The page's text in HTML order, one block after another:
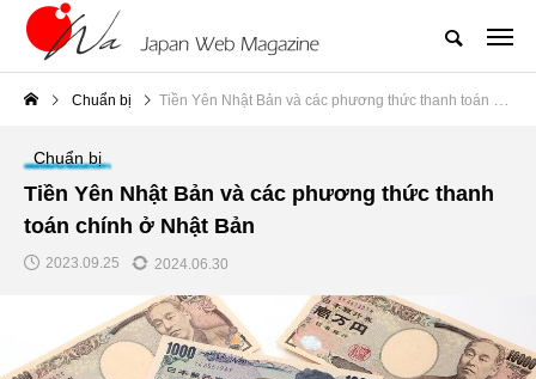
Chuẩn bị Tiền Yên Nhật Bản và các phương thức thanh toán chính ở Nhật Bản
Chuẩn bị
Tiền Yên Nhật Bản và các phương thức thanh
toán chính ở Nhật Bản
2023.09.25 2024.06.30